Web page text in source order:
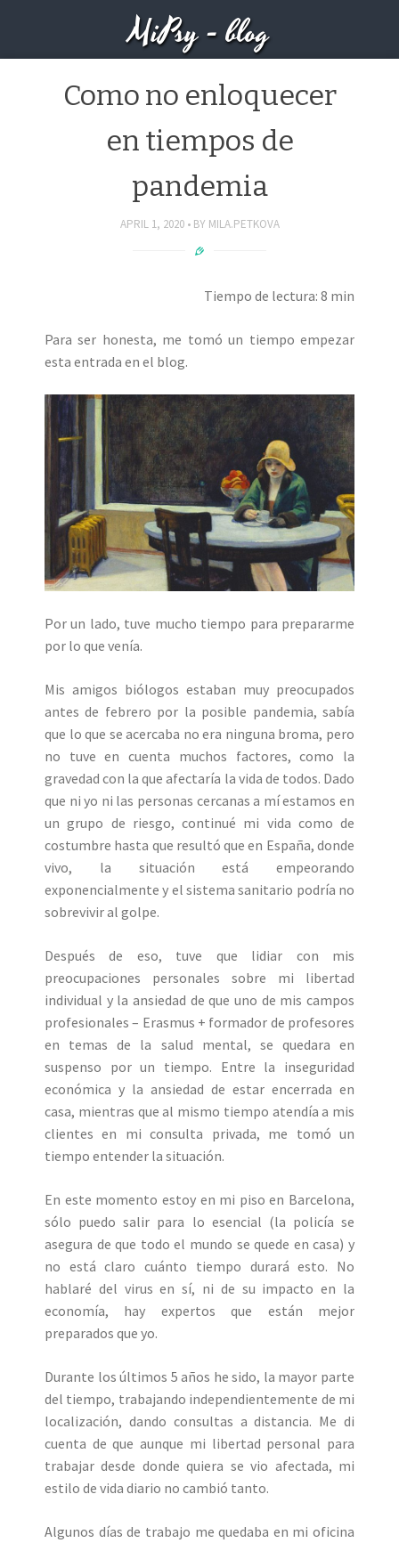
MiPsy - blog
Como no enloquecer
en tiempos de
pandemia
APRIL 1, 2020 BY MILA.PETKOVA
Tiempo de lectura: 8 min
Para ser honesta, me tomó un tiempo empezar
esta entrada en el blog.
Por un lado, tuve mucho tiempo para prepararme
por lo que venía.
Mis amigos biólogos estaban muy preocupados
antes de febrero por la posible pandemia, sabía
que lo que se acercaba no era ninguna broma, pero
no tuve en cuenta muchos factores, como la
gravedad con la que afectaría la vida de todos. Dado
que ni yo ni las personas cercanas a mí estamos en
un grupo de riesgo, continué mi vida como de
costumbre hasta que resultó que en España, donde
vivo, la situación está empeorando
exponencialmente y el sistema sanitario podría no
sobrevivir al golpe.
Después de eso, tuve que lidiar con mis
preocupaciones personales sobre mi libertad
individual y la ansiedad de que uno de mis campos
profesionales – Erasmus + formador de profesores
en temas de la salud mental, se quedara en
suspenso por un tiempo. Entre la inseguridad
económica y la ansiedad de estar encerrada en
casa, mientras que al mismo tiempo atendía a mis
clientes en mi consulta privada, me tomó un
tiempo entender la situación.
En este momento estoy en mi piso en Barcelona,
sólo puedo salir para lo esencial (la policía se
asegura de que todo el mundo se quede en casa) y
no está claro cuánto tiempo durará esto. No
hablaré del virus en sí, ni de su impacto en la
economía, hay expertos que están mejor
preparados que yo.
Durante los últimos 5 años he sido, la mayor parte
del tiempo, trabajando independientemente de mi
localización, dando consultas a distancia. Me di
cuenta de que aunque mi libertad personal para
trabajar desde donde quiera se vio afectada, mi
estilo de vida diario no cambió tanto.
Algunos días de trabajo me quedaba en mi oficina